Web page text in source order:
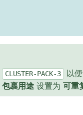
CLUSTER-PACK-3
以
包裹用途 设置为 可重